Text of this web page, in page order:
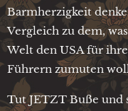
Barmherzigkeit
Vergleich zu dem,
Welt den USA für
Führern zumuten
Tut JETZT Buße und